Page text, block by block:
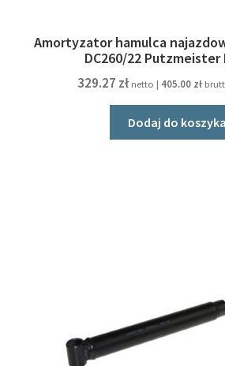
Amortyzator hamulca
DC260/22 Putzmeister
329.27 zł netto | 405.00 zł
Dodaj do koszyka